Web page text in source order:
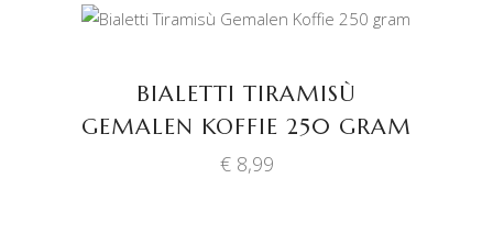
BIALETTI TIRAMISÙ
GEMALEN KOFFIE 250 GRAM
€8,99